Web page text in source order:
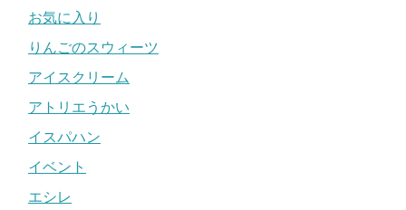
お気に入り
りんごのスウィーツ
アイスクリーム
アトリエうかい
イスパハン
イベント
エシレ